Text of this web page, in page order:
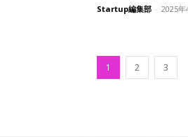
Startup編集部 - 2025年
1 2 3